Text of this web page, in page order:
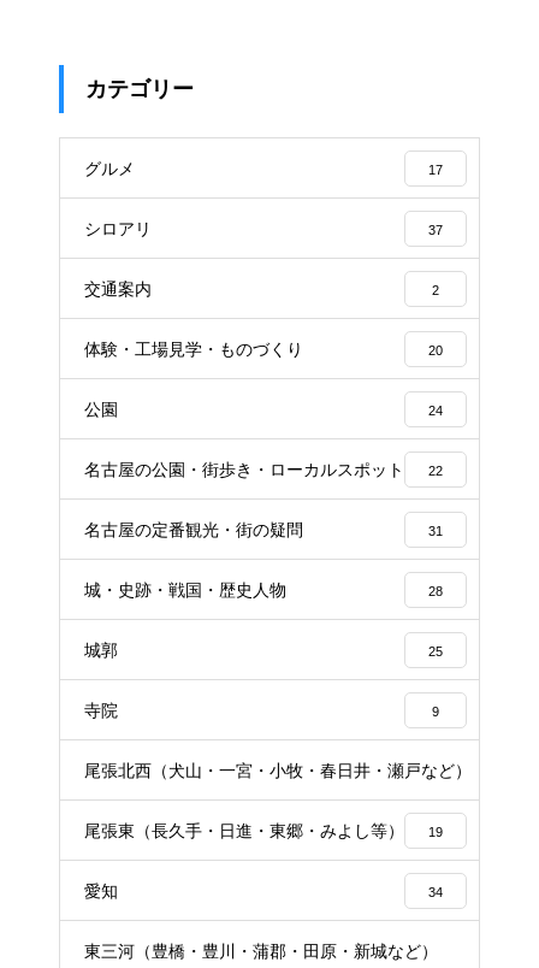
カテゴリー
グルメ 17
シロアリ 37
交通案内 2
体験・工場見学・ものづくり 20
公園 24
名古屋の公園・街歩き・ローカルスポット 22
名古屋の定番観光・街の疑問 31
城・史跡・戦国・歴史人物 28
城郭 25
寺院 9
尾張北西（犬山・一宮・小牧・春日井・瀬戸など）
尾張東（長久手・日進・東郷・みよし等） 19
愛知 34
東三河（豊橋・豊川・蒲郡・田原・新城など）